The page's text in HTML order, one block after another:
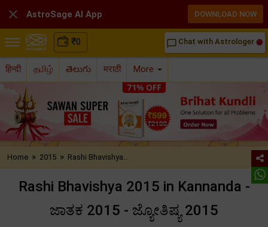
₹0 chat_bubble_outline Chat with Astrologer
हिन्दी தமிழ் తెలుగు मराठी More
Home » 2015 » Rashi Bhavishya..
Rashi Bhavishya 2015 in Kannanda -
ಜಾತಕ 2015 - ಜ್ಯೋತಿಷ್ಯ 2015
 AstroSage AI App DOWNLOAD NOW